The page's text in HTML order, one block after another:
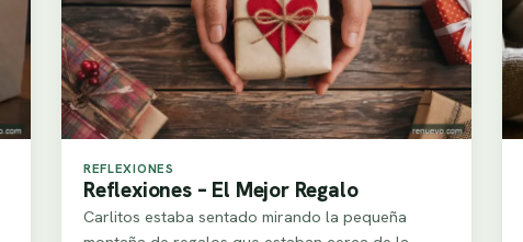
REFLEXIONES
Reflexiones – El Mejor Regalo
Carlitos estaba sentado mirando la pequeña